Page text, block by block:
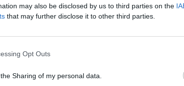
may also be disclosed by us to third parties on the
that may further disclose it to other third parties.
Opt Outs
Sharing of my personal data.